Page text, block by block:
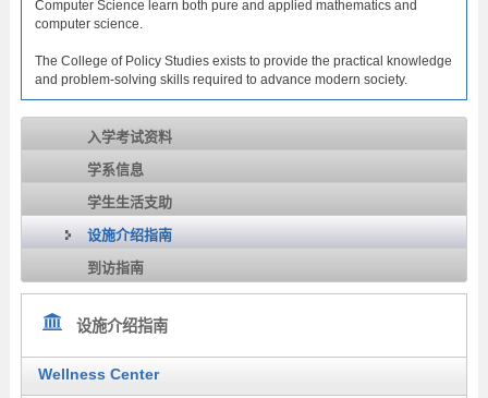
Computer Science learn both pure and applied mathematics and
computer science.
The College of Policy Studies exists to provide the practical knowledge
and problem-solving skills required to advance modern society.
入学考试资料
学系信息
学生生活支助
设施介绍指南
到访指南
设施介绍指南
Wellness Center